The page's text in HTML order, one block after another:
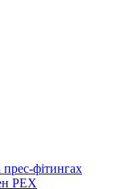
фітингах
PEX